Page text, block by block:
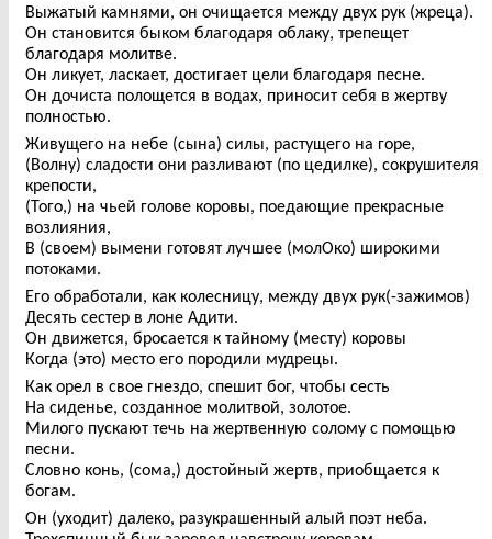
Выжатый камнями, он очищается между двух рук (жреца).
Он становится быком благодаря облаку, трепещет
благодаря молитве.
Он ликует, ласкает, достигает цели благодаря песне.
Он дочиста полощется в водах, приносит себя в жертву
полностью.
Живущего на небе (сына) силы, растущего на горе,
(Волну) сладости они разливают (по цедилке), сокрушителя
крепости,
(Того,) на чьей голове коровы, поедающие прекрасные
возлияния,
В (своем) вымени готовят лучшее (молОко) широкими
потоками.
Его обработали, как колесницу, между двух рук(-зажимов)
Десять сестер в лоне Адити.
Он движется, бросается к тайному (месту) коровы
Когда (это) место его породили мудрецы.
Как орел в свое гнездо, спешит бог, чтобы сесть
На сиденье, созданное молитвой, золотое.
Милого пускают течь на жертвенную солому с помощью
песни.
Словно конь, (сома,) достойный жертв, приобщается к
богам.
Он (уходит) далеко, разукрашенный алый поэт неба.